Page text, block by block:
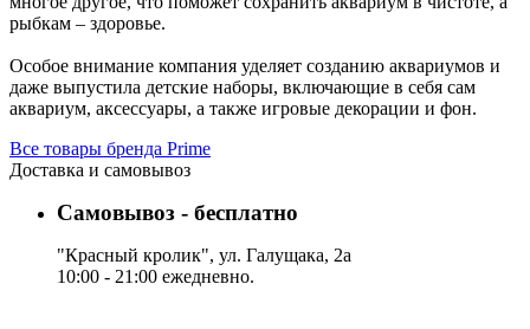
рыбкам – здоровье.
Особое внимание компания уделяет созданию аквариумов и
даже выпустила детские наборы, включающие в себя сам
аквариум, аксессуары, а также игровые декорации и фон.
Все товары бренда Prime
Доставка и самовывоз
Самовывоз - бесплатно
"Красный кролик", ул. Галущака, 2а
10:00 - 21:00 ежедневно.